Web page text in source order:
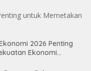
2026 Penting
Ekonomi